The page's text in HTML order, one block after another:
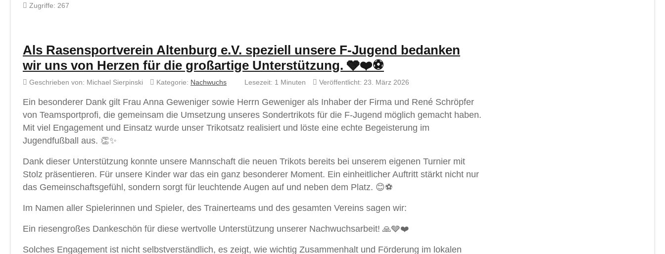
Zugriffe: 267
Als Rasensportverein Altenburg e.V. speziell unsere F-Jugend bedanken
wir uns von Herzen für die großartige Unterstützung. 🩶❤️⚽
Geschrieben von: Michael Sierpinski Kategorie: Nachwuchs Lesezeit: 1 Minuten Veröffentlicht: 23. März 2026
Ein besonderer Dank gilt Frau Anna Geweniger sowie Herrn Geweniger als Inhaber der Firma und René Schröpfer
von Teamsportprofi, die gemeinsam die Umsetzung unseres Sondertrikots für die F-Jugend möglich gemacht haben.
Mit viel Engagement und Einsatz wurde unser Trikotsatz realisiert und löste eine echte Begeisterung im
Jugendfußball aus. 👏✨
Dank dieser Unterstützung konnte unsere Mannschaft die neuen Trikots bereits bei unserem eigenen Turnier mit
Stolz präsentieren. Für unsere Kinder war das ein ganz besonderer Moment. Ein einheitlicher Auftritt stärkt nicht nur
das Gemeinschaftsgefühl, sondern sorgt für leuchtende Augen auf und neben dem Platz. 😊⚽
Im Namen aller Spielerinnen und Spieler, des Trainerteams und des gesamten Vereins sagen wir:
Ein riesengroßes Dankeschön für diese wertvolle Unterstützung unserer Nachwuchsarbeit! 🙏🩶❤️
Solches Engagement ist nicht selbstverständlich, es zeigt, wie wichtig Zusammenhalt und Förderung im lokalen